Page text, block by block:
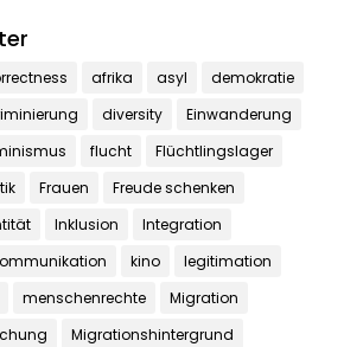
afrika asyl
demokratie
diversity
Einwanderung
flucht
Flüchtlingslager
Frauen
Freude schenken
Inklusion
Integration
kino
legitimation
menschenrechte
Migration
Migrationshintergrund